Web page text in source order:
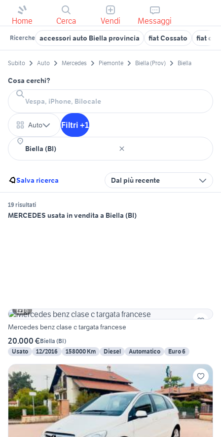
Home Cerca Vendi Messaggi
Ricerche accessori auto Biella provincia fiat Cossato fiat
Subito Auto Mercedes Piemonte Biella (Prov) Biella
Cosa cerchi?
Auto Filtri +1
Salva ricerca Dal più recente
19 risultati
MERCEDES usata in vendita a Biella (BI)
6
Mercedes benz clase c targata francese
20.000 €Biella (BI)
Usato
12/2016 158000 Km Diesel Automatico Euro 6